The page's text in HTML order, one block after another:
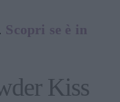
Scopri se è in
Kiss